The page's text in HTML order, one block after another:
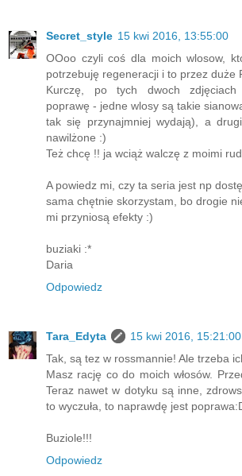
Secret_style 15 kwi 2016, 13:55:00
OOoo czyli coś dla moich wlosow,
potrzebuję regeneracji i to przez duże
Kurczę, po tych dwoch zdjęciach
poprawę - jedne wlosy są takie
tak się przynajmniej wydają), a
nawilżone :)
Też chcę !! ja wciąż walczę z moimi
A powiedz mi, czy ta seria jest np
sama chętnie skorzystam, bo drogie
mi przyniosą efekty :)
buziaki :*
Daria
Odpowiedz
Tara_Edyta
15 kwi 2016, 15:21:00
Tak, są tez w rossmannie! Ale trzeba
Masz rację co do moich włosów.
Teraz nawet w dotyku są inne,
to wyczuła, to naprawdę jest
Buziole!!!
Odpowiedz